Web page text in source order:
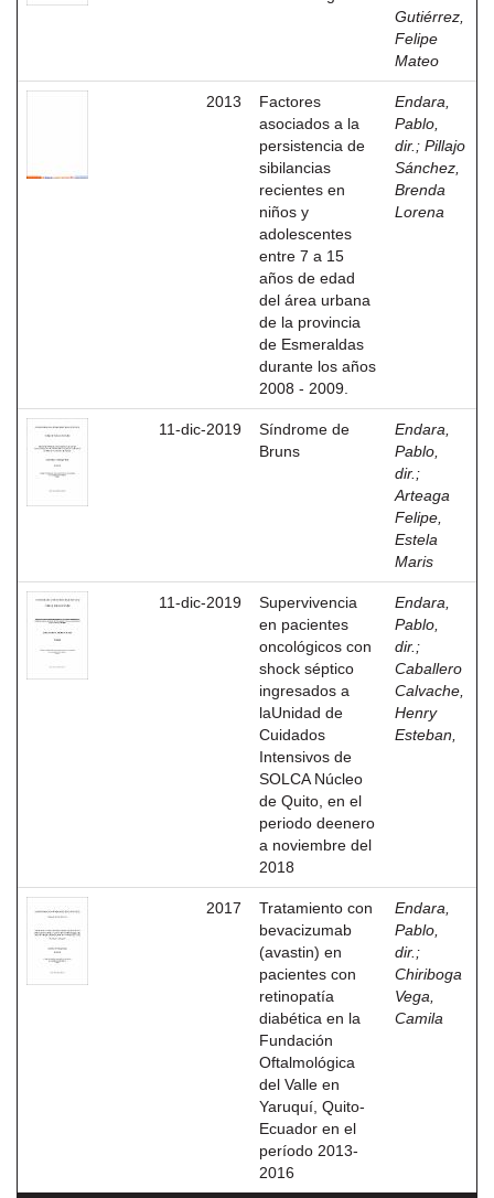
Gutiérrez,
Felipe
Mateo
2013
Factores
asociados a la
persistencia de
sibilancias
recientes en
niños y
adolescentes
entre 7 a 15
años de edad
del área urbana
de la provincia
de Esmeraldas
durante los años
2008 - 2009.
Endara,
Pablo,
dir. ; Pillajo
Sánchez,
Brenda
Lorena
11-dic-2019
Síndrome de
Bruns
Endara,
Pablo,
dir. ;
Arteaga
Felipe,
Estela
Maris
11-dic-2019
Supervivencia
en pacientes
oncológicos con
shock séptico
ingresados a
laUnidad de
Cuidados
Intensivos de
SOLCA Núcleo
de Quito, en el
periodo deenero
a noviembre del
2018
Endara,
Pablo,
dir. ;
Caballero
Calvache,
Henry
Esteban,
2017
Tratamiento con
bevacizumab
(avastin) en
pacientes con
retinopatía
diabética en la
Fundación
Oftalmológica
del Valle en
Yaruquí, Quito-
Ecuador en el
período 2013-
2016
Endara,
Pablo,
dir. ;
Chiriboga
Vega,
Camila